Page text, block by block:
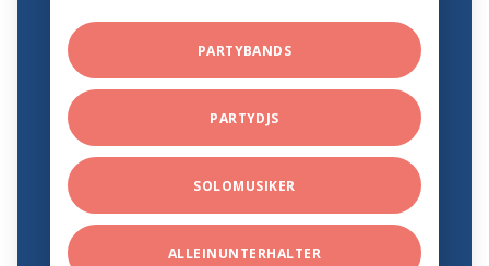
PARTYBANDS
PARTYDJS
SOLOMUSIKER
ALLEINUNTERHALTER